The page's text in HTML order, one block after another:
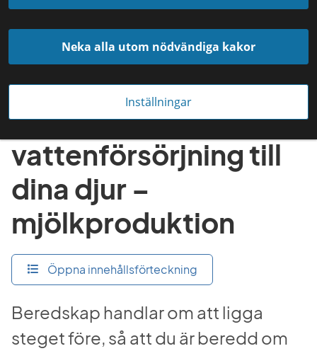
Neka alla utom nödvändiga kakor
Inställningar
Foto: Eva Johansson
Praktiska råd
Tryggare
vattenförsörjning till
dina djur –
mjölkproduktion
Öppna innehållsförteckning
Beredskap handlar om att ligga
steget före, så att du är beredd om